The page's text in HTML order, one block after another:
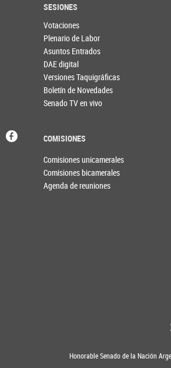
SESIONES
Votaciones
Plenario de Labor
Asuntos Entrados
DAE digital
Versiones Taquigráficas
Boletín de Novedades
Senado TV en vivo
COMISIONES
Comisiones unicamerales
Comisiones bicamerales
Agenda de reuniones
Honorable Senado de la Nación